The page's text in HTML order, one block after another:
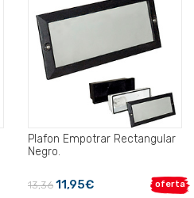
Plafon Empotrar Rectangular
Negro.
oferta
13,36 11,95€